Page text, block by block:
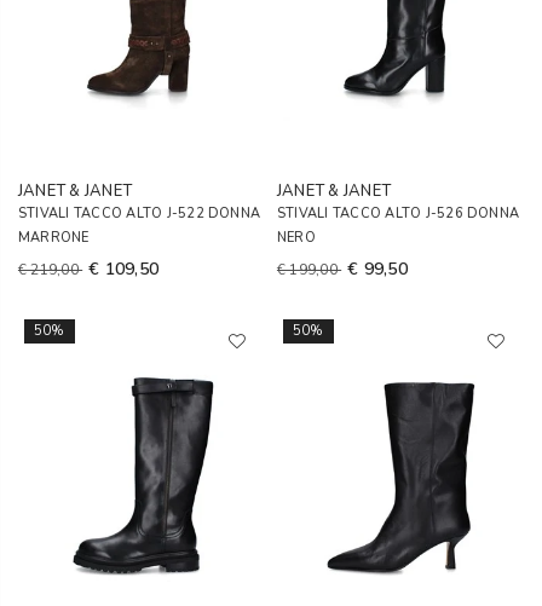
JANET & JANET
STIVALI TACCO ALTO J-522 DONNA
MARRONE
€ 219,00 € 109,50
JANET & JANET
STIVALI TACCO ALTO J-526 DONNA
NERO
€ 199,00 € 99,50
50% 50%